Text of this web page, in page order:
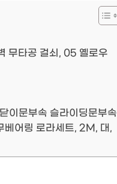
무타공 걸쇠, 05 옐로우
이문부속 슬라이딩문부속
베어링 로라세트, 2M, 대,